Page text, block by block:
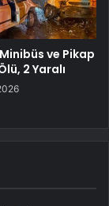
ve Pikap
2 Yaralı